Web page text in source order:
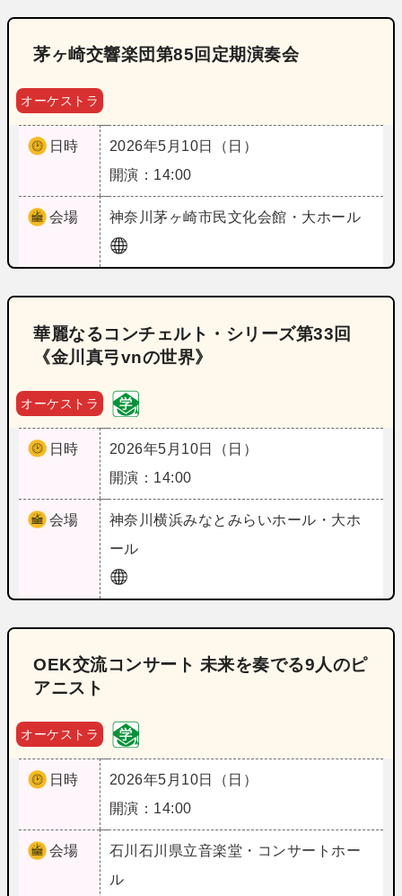
茅ヶ崎交響楽団第85回定期演奏会
オーケストラ
日時
2026年5月10日（日）
開演：14:00
会場 神奈川 茅ヶ崎市民文化会館・大ホール
華麗なるコンチェルト・シリーズ第33回
《金川真弓vnの世界》
オーケストラ
日時
2026年5月10日（日）
開演：14:00
会場 神奈川横浜みなとみらいホール・大ホ
ール
OEK交流コンサート 未来を奏でる9人のピ
アニスト
オーケストラ
日時
2026年5月10日（日）
開演：14:00
会場 石川 石川県立音楽堂・コンサートホー
ル